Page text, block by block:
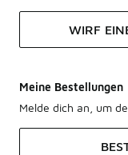
WIRF
Meine Bestellungen
Melde dich an, um